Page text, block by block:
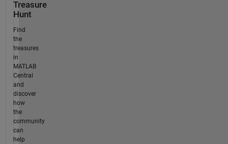
Treasure
Hunt
Find
the
treasures
in
MATLAB
Central
and
discover
how
the
community
can
help